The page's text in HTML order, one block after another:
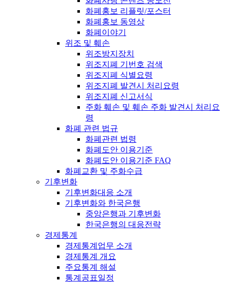
화폐홍보 리플릿/포스터
화폐홍보 동영상
화폐이야기
위조 및 훼손
위조방지장치
위조지폐 기번호 검색
위조지폐 식별요령
위조지폐 발견시 처리요령
위조지폐 신고서식
주화 훼손 및 훼손 주화 발견시 처리요
령
화폐 관련 법규
화폐관련 법령
화폐도안 이용기준
화폐도안 이용기준 FAQ
화폐교환 및 주화수급
기후변화
기후변화대응 소개
기후변화와 한국은행
중앙은행과 기후변화
한국은행의 대응전략
경제통계
경제통계업무 소개
경제통계 개요
주요통계 해설
통계공표일정